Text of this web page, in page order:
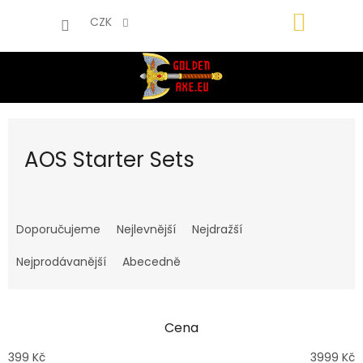
CZK
AOS Starter Sets
a
e
o
Doporučujeme Nejlevnější
Nejdražší
Nejprodávanější
Abecedně
Cena
399 Kč 3999 Kč